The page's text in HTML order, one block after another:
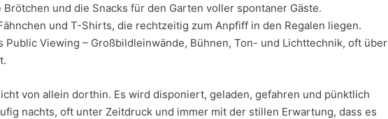
Brötchen und die Snacks für den Garten voller spontaner Gäste.
und T-Shirts, die rechtzeitig zum Anpfiff in den Regalen liegen.
Public Viewing – Großbildleinwände, Bühnen, Ton- und Lichttechnik, oft über
von allein dorthin. Es wird disponiert, geladen, gefahren und pünktlich
nachts, oft unter Zeitdruck und immer mit der stillen Erwartung, dass es